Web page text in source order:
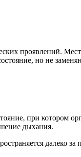
проявлений.
но не
при котором
дыхания.
далеко